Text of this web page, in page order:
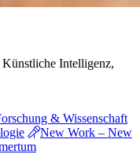
Intelligenz,
& Wissenschaft
New Work – New